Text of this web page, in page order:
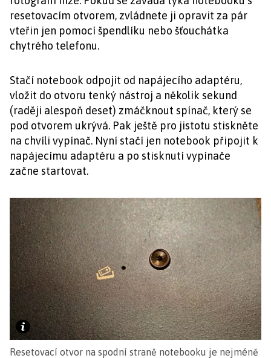
resetovacím otvorem, zvládnete ji opravit za pár
vteřin jen pomocí špendlíku nebo šťouchátka
chytrého telefonu.
Stačí notebook odpojit od napájecího adaptéru,
vložit do otvoru tenký nástroj a několik sekund
(raději alespoň deset) zmáčknout spínač, který se
pod otvorem ukrývá. Pak ještě pro jistotu stiskněte
na chvíli vypínač. Nyní stačí jen notebook připojit k
napájecímu adaptéru a po stisknutí vypínače
začne startovat.
Resetovací otvor na spodní straně notebooku je nejméně